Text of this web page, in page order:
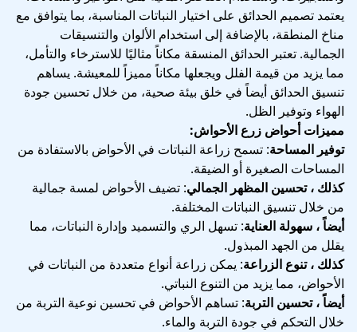
يعتمد تصميم الحدائق على اختيار النباتات المناسبة، بما يتوافق مع
مناخ المنطقة، بالإضافة إلى استخدام الألوان والتنسيقات
الجمالية. تعتبر الحدائق المنسقة مكاناً مثاليًا للاسترخاء والتأمل،
مما يزيد من قيمة الفلل ويجعلها مكاناً مميزاً للمعيشة. يساهم
تنسيق الحدائق أيضاً في خلق بيئة صحية، من خلال تحسين جودة
الهواء وتوفير الظل.
مميزات أحواض زرع الأحواش:
توفير المساحة: تسمح زراعة النباتات في الأحواض بالاستفادة من
المساحات الصغيرة أو الضيقة.
كذلك ، تحسين المظهر الجمالي: تضيف الأحواض لمسة جمالية
من خلال تنسيق النباتات المختلفة.
أيضاً ، سهولة العناية: تسهل الري والتسميد وإدارة النباتات، مما
يقلل من الجهد المبذول.
كذلك ، تنوع الزراعة: يمكن زراعة أنواع متعددة من النباتات في
الأحواض، مما يزيد من التنوع النباتي.
أيضاً ، تحسين التربة: تساهم الأحواض في تحسين نوعية التربة من
خلال التحكم في جودة التربة والماء.